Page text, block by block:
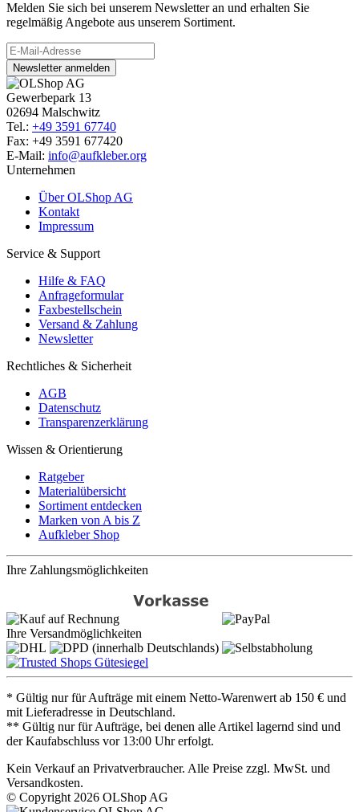
Melden Sie sich bei unserem Newsletter an und erhalten Sie
regelmäßig Angebote aus unserem Sortiment.
Newsletter anmelden
Gewerbepark 13
02694 Malschwitz
Tel.: +49 3591 67740
Fax: +49 3591 677420
E-Mail: info@aufkleber.org
Unternehmen
Über OLShop AG
Kontakt
Impressum
Service & Support
Hilfe & FAQ
Anfrageformular
Faxbestellschein
Versand & Zahlung
Newsletter
Rechtliches & Sicherheit
AGB
Datenschutz
Transparenzerklärung
Wissen & Orientierung
Ratgeber
Materialübersicht
Sortiment entdecken
Marken von A bis Z
Aufkleber Shop
Ihre Zahlungsmöglichkeiten
Ihre Versandmöglichkeiten
* Gültig nur für Aufträge mit einem Netto-Warenwert ab 150 € und
mit Lieferadresse in Deutschland.
** Gültig nur für Aufträge, bei denen alle Artikel lagernd sind und
der Kaufabschluss vor 13:00 Uhr erfolgt.
Kein Verkauf an Privatverbraucher. Alle Preise zzgl. MwSt. und
Versandkosten.
© Copyright 2026 OLShop AG